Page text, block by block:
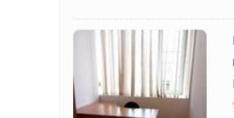
Назад